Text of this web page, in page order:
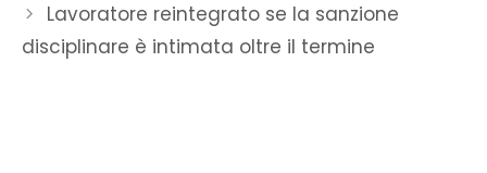
Lavoratore reintegrato se la sanzione
disciplinare è intimata oltre il termine